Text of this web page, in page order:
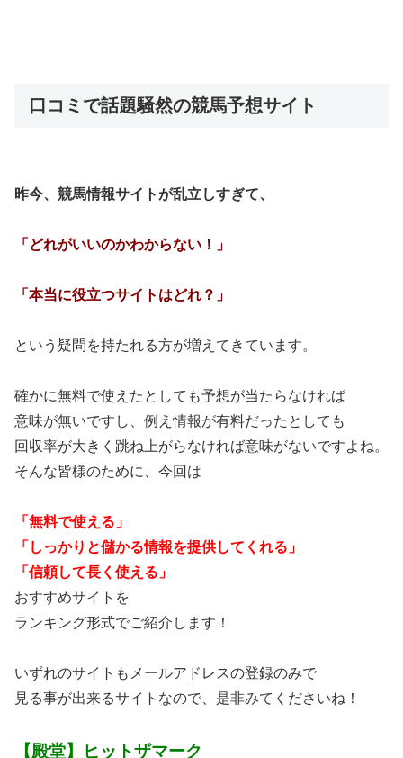
口コミで話題騒然の競馬予想サイト
昨今、競馬情報サイトが乱立しすぎて、
「どれがいいのかわからない！」
「本当に役立つサイトはどれ？」
という疑問を持たれる方が増えてきています。
確かに無料で使えたとしても予想が当たらなければ
意味が無いですし、例え情報が有料だったとしても
回収率が大きく跳ね上がらなければ意味がないですよね。
そんな皆様のために、今回は
「無料で使える」
「しっかりと儲かる情報を提供してくれる」
「信頼して長く使える」
おすすめサイトを
ランキング形式でご紹介します！
いずれのサイトもメールアドレスの登録のみで
見る事が出来るサイトなので、是非みてくださいね！
【殿堂】ヒットザマーク